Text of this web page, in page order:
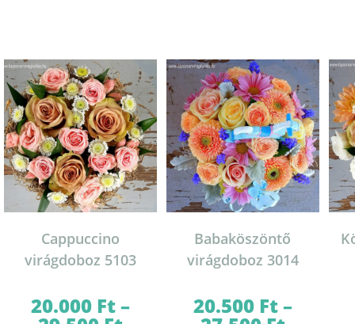
Cappuccino
virágdoboz 5103
20.000 Ft–
Ártartomány:
Babaköszöntő
virágdoboz 3014
20.500 Ft–
Ártartomány: